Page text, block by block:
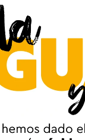
a su cinta de
y Grande.